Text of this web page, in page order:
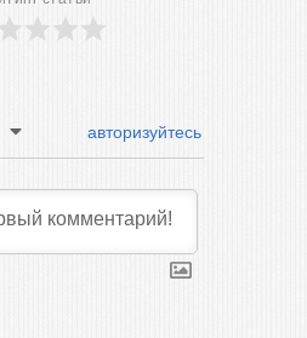
авторизуйтесь